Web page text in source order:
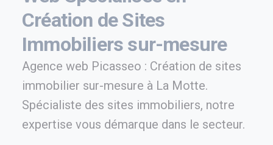
Création de Sites
Immobiliers sur-mesure
Agence web Picasseo : Création de sites
immobilier sur-mesure à La Motte.
Spécialiste des sites immobiliers, notre
expertise vous démarque dans le secteur.